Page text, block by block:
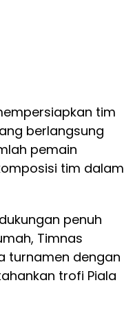
tim
berlangsung
pemain
tim dalam
penuh
Timnas
turnamen dengan
trofi Piala